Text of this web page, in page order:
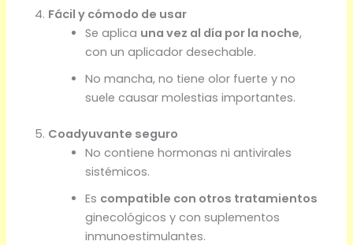
4. Fácil y cómodo de usar
Se aplica una vez al día por la noche,
con un aplicador desechable.
No mancha, no tiene olor fuerte y no
suele causar molestias importantes.
5. Coadyuvante seguro
No contiene hormonas ni antivirales
sistémicos.
Es compatible con otros tratamientos
ginecológicos y con suplementos
inmunoestimulantes.